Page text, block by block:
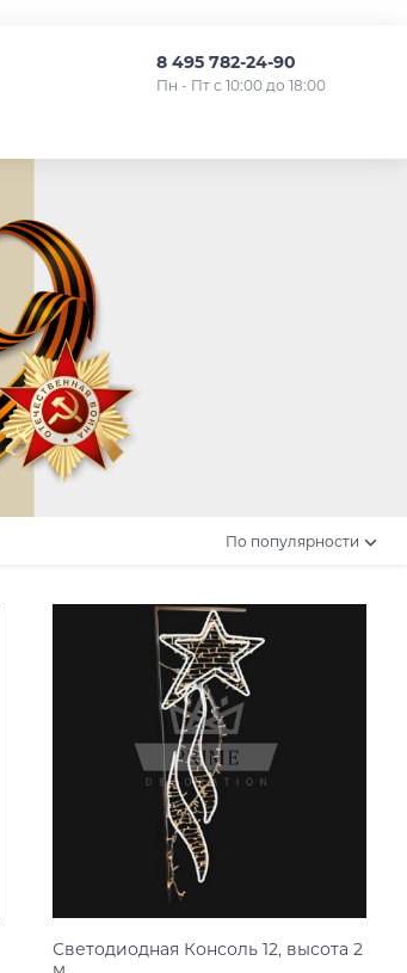
8 495 782-24-90
Пн - Пт с 10:00 до 18:00
По популярности
Светодиодная Консоль 12, высота 2